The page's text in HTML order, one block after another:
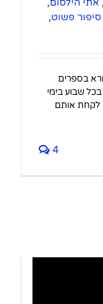
, אתי הילסום,
סיפור פשוט,
בספרים
שבוע בימי
לקחת אותם
4